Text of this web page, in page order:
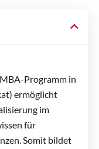
Programm in
ermöglicht
im
für
Somit bildet